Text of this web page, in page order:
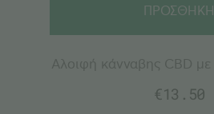
ΠΡΟΣΘΗΚΗ
€13.50